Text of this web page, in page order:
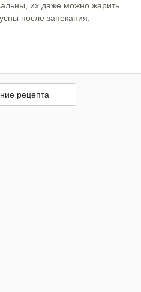
их даже можно жарить
после запекания.